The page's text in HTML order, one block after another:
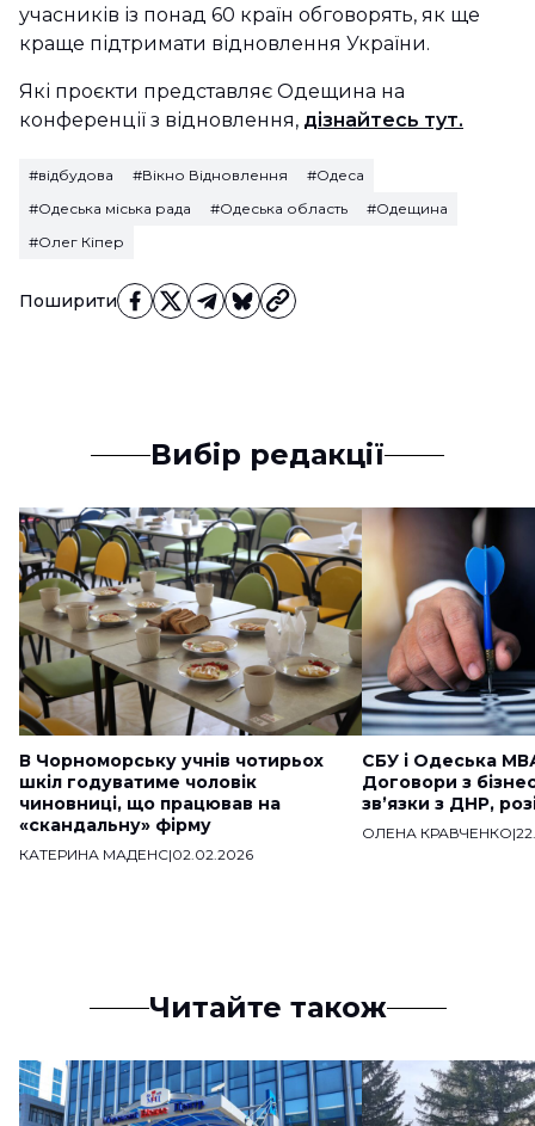
Поширити
учасників із понад 60 країн обговорять, як ще
краще підтримати відновлення України.
Які проєкти представляє Одещина на
конференції з відновлення, дізнайтесь тут.
#відбудова #Вікно Відновлення
#Одеса
#Одеська міська рада
#Одеська область
#Одещина
#Олег Кіпер
Вибір редакції
В Чорноморську учнів чотирьох
шкіл годуватиме чоловік
чиновниці, що працював на
«скандальну» фірму
КАТЕРИНА МАДЕНС|02.02.2026
СБУ і Одеська
Договори з
звʼязки з ДНР,
ОЛЕНА КРАВЧЕНКО|
Читайте також